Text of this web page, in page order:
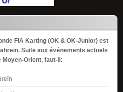
FIA Karting (OK & OK-Junior) est
Suite aux événements actuels
Moyen-Orient, faut-il: